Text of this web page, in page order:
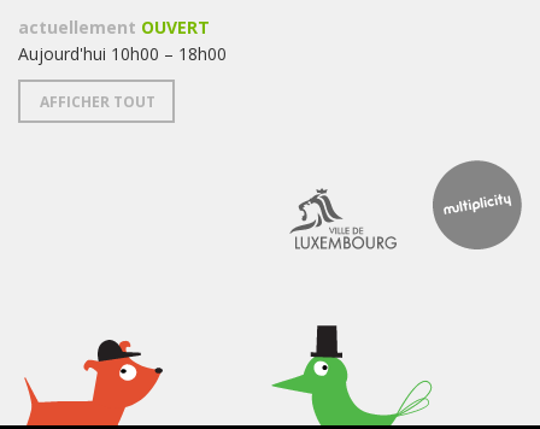
actuellement OUVERT
Aujourd'hui 10h00 – 18h00
AFFICHER TOUT